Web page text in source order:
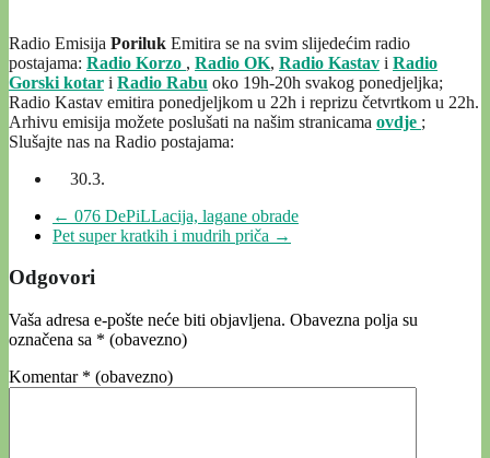
Radio Emisija Poriluk Emitira se na svim slijedećim radio
postajama: Radio Korzo , Radio OK, Radio Kastav i Radio
Gorski kotar i Radio Rabu oko 19h-20h svakog ponedjeljka;
Radio Kastav emitira ponedjeljkom u 22h i reprizu četvrtkom u 22h.
Arhivu emisija možete poslušati na našim stranicama ovdje ;
Slušajte nas na Radio postajama:
30.3.
← 076 DePiLLacija, lagane obrade
Pet super kratkih i mudrih priča →
Odgovori
Vaša adresa e-pošte neće biti objavljena. Obavezna polja su
označena sa * (obavezno)
Komentar * (obavezno)